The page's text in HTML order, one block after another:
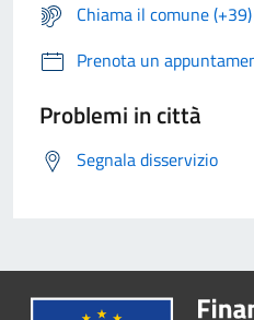
Chiama il comune
Prenota un
Problemi in città
Segnala disservizio